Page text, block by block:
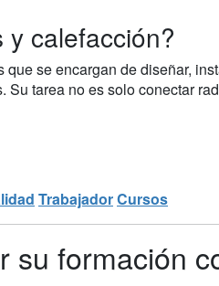
calefacción?
que se encargan de diseñar,
tarea no es solo conectar
TrabajadorCursos
su formación